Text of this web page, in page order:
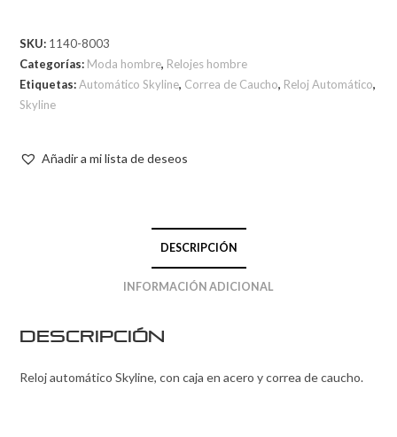
SKU: 1140-8003
Categorías: Moda hombre, Relojes hombre
Etiquetas:Automático Skyline, Correa de Caucho, Reloj Automático,
Skyline
Añadir a mi lista de deseos
DESCRIPCIÓN
INFORMACIÓN ADICIONAL
Descripción
Reloj automático Skyline, con caja en acero y correa de caucho.